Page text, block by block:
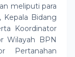
meliputi para
Kepala Bidang
Koordinator
Wilayah BPN
Pertanahan